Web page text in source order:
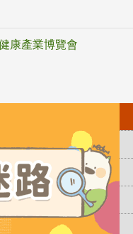
康產業博覽會